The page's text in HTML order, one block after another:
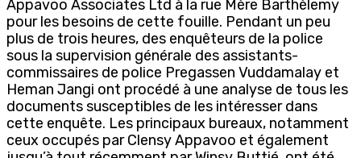
Appavoo Associates Ltd à la rue Mère Barthèlemy
pour les besoins de cette fouille. Pendant un peu
plus de trois heures, des enquêteurs de la police
sous la supervision générale des assistants-
commissaires de police Pregassen Vuddamalay et
Heman Jangi ont procédé à une analyse de tous les
documents susceptibles de les intéresser dans
cette enquête. Les principaux bureaux, notamment
ceux occupés par Clensy Appavoo et également